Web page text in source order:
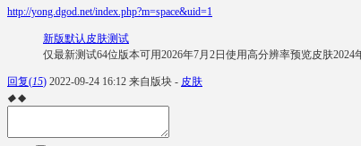
http://yong.dgod.net/index.php?m=space&uid=1
新版默认皮肤测试
仅最新测试64位版本可用2026年7月2日使用高分辨率预览皮肤
回复(15) 2022-09-24 16:12 来自版块 - 皮肤
◆ ◆